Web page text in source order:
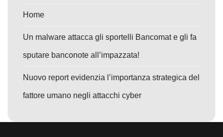
Home
Un malware attacca gli sportelli Bancomat e gli fa
sputare banconote all’impazzata!
Nuovo report evidenzia l’importanza strategica del
fattore umano negli attacchi cyber